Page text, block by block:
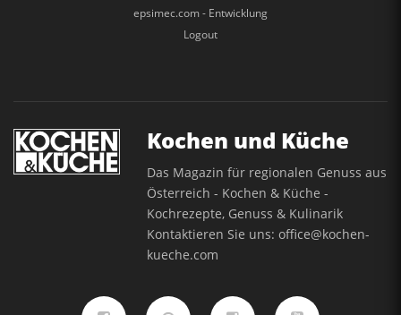
epsimec.com - Entwicklung
Logout
Kochen und Küche
Das Magazin für regionalen Genuss aus
Österreich - Kochen & Küche -
Kochrezepte, Genuss & Kulinarik
Kontaktieren Sie uns:office@kochen-
kueche.com